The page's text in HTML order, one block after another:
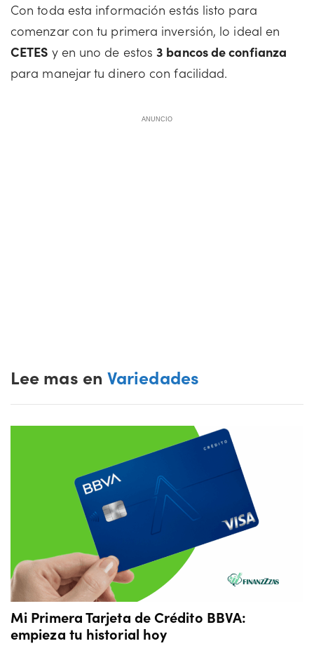
Con toda esta información estás listo para
comenzar con tu primera inversión, lo ideal en
CETES y en uno de estos3 bancos de confianza
para manejar tu dinero con facilidad.
ANUNCIO
Lee mas en Variedades
Mi Primera Tarjeta de Crédito BBVA:
empieza tu historial hoy